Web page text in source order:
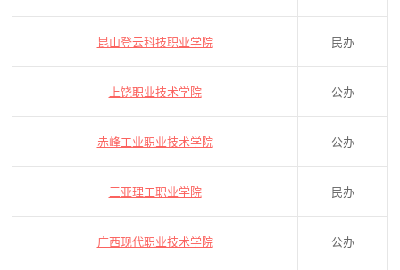
昆山登云科技职业学院 民办
上饶职业技术学院 公办
赤峰工业职业技术学院 公办
三亚理工职业学院 民办
广西现代职业技术学院 公办